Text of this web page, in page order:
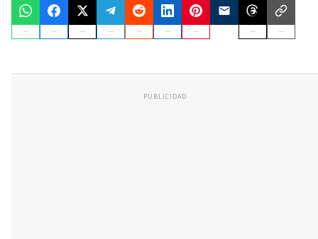
PUBLICIDAD